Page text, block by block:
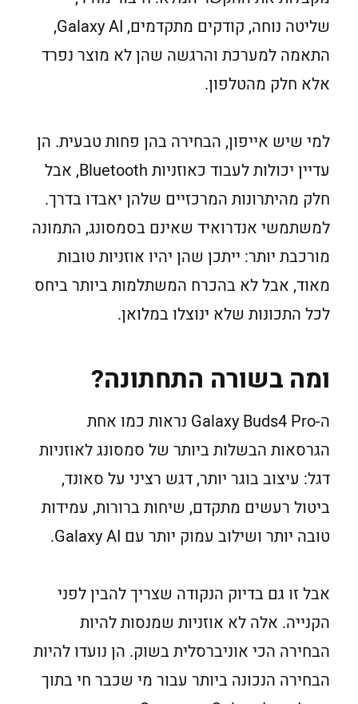
שליטה נוחה, קודקים מתקדמים, Galaxy AI,
התאמה למערכת והרגשה שהן לא מוצר נפרד
אלא חלק מהטלפון.
למי שיש אייפון, הבחירה בהן פחות טבעית. הן
עדיין יכולות לעבוד כאוזניות Bluetooth, אבל
חלק מהיתרונות המרכזיים שלהן יאבדו בדרך.
למשתמשי אנדרואיד שאינם בסמסונג, התמונה
מורכבת יותר: ייתכן שהן יהיו אוזניות טובות
מאוד, אבל לא בהכרח המשתלמות ביותר ביחס
לכל התכונות שלא ינוצלו במלואן.
ומה בשורה התחתונה?
ה-Galaxy Buds4 Pro נראות כמו אחת
הגרסאות הבשלות ביותר של סמסונג לאוזניות
דגל: עיצוב בוגר יותר, דגש רציני על סאונד,
ביטול רעשים מתקדם, שיחות ברורות, עמידות
טובה יותר ושילוב עמוק יותר עם Galaxy AI.
אבל זו גם בדיוק הנקודה שצריך להבין לפני
הקנייה. אלה לא אוזניות שמנסות להיות
הבחירה הכי אוניברסלית בשוק. הן נועדו להיות
הבחירה הנכונה ביותר עבור מי שכבר חי בתוך